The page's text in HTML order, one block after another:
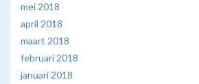
mei 2018
april 2018
maart 2018
februari 2018
januari 2018